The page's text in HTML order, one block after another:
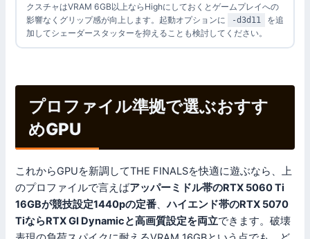
クスチャはVRAM 6GB以上ならHighにしておくとゲームプレイへの
影響なくグリップ感が向上します。起動オプションに
-d3d11
を追
加してシェーダースタッターを抑えることも検討してください。
プロファイル準拠で選ぶおすす
めGPU
これからGPUを新調してTHE FINALSを快適に遊ぶなら、上
のプロファイルで言えばアッパーミドル帯のRTX 5060 Ti
16GBが競技設定1440pの定番、ハイエンド帯のRTX 5070
TiならRTX GI Dynamicと高画質設定を両立できます。破壊